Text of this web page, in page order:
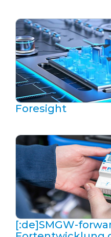
Foresight
[:de]SMGW-